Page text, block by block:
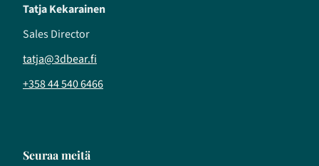
Tatja Kekarainen
Sales Director
tatja@3dbear.fi
+358 44 540 6466
Seuraa meitä